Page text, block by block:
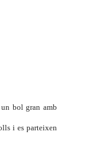
bol gran amb
i es parteixen